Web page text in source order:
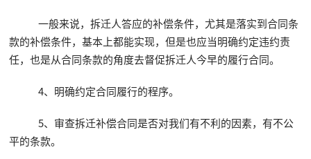
一般来说，拆迁人答应的补偿条件，尤其是落实到合同条
款的补偿条件，基本上都能实现，但是也应当明确约定违约责
任，也是从合同条款的角度去督促拆迁人今早的履行合同。
4、明确约定合同履行的程序。
5、审查拆迁补偿合同是否对我们有不利的因素，有不公
平的条款。